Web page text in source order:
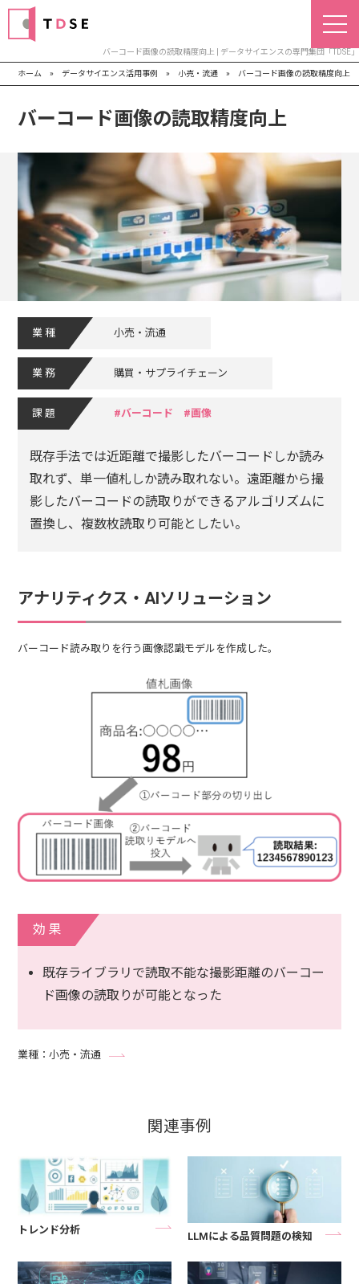
バーコード画像の読取精度向上 | データサイエンスの専門集団「TDSE」
ホーム » データサイエンス活用事例 » 小売・流通 » バーコード画像の読取精度向上
バーコード画像の読取精度向上
業種 小売・流通
業務 購買・サプライチェーン
課題 バーコード 画像
既存手法では近距離で撮影したバーコードしか読み
取れず、単一値札しか読み取れない。遠距離から撮
影したバーコードの読取りができるアルゴリズムに
置換し、複数枚読取り可能としたい。
アナリティクス・AIソリューション
バーコード読み取りを行う画像認識モデルを作成した。
効果
既存ライブラリで読取不能な撮影距離のバーコー
ド画像の読取りが可能となった
業種：小売・流通
関連事例
トレンド分析
LLMによる品質問題の検知